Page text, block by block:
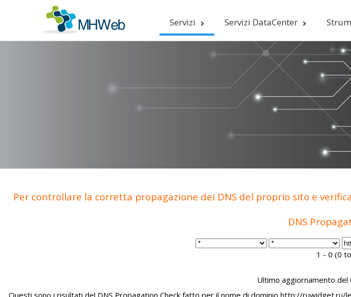
Servizi Servizi DataCenter
Per controllare la corretta propagazione dei DNS del proprio sito e
DNS
1 - 0 (0
Ultimo aggiornamento
Questi sono i risultati del DNS Propagation Check fatto per il nome di dominio http://ruwidget.ru/